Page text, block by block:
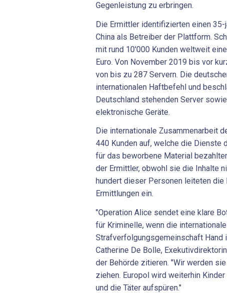
Gegenleistung zu erbringen.
Die Ermittler identifizierten einen
China als Betreiber der Plattform.
mit rund 10'000 Kunden weltweit
Euro. Von November 2019 bis vor
von bis zu 287 Servern. Die
internationalen Haftbefehl und
Deutschland stehenden Server
elektronische Geräte.
Die internationale Zusammenarbeit
440 Kunden auf, welche die Dienste
für das beworbene Material
der Ermittler, obwohl sie die Inhalte
hundert dieser Personen leiteten die
Ermittlungen ein.
"Operation Alice sendet eine klare
für Kriminelle, wenn die internationale
Strafverfolgungsgemeinschaft Hand
Catherine De Bolle,
der Behörde zitieren. "Wir werden
ziehen. Europol wird weiterhin
und die Täter aufspüren."